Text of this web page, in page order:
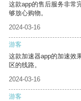
这款app的售后服务非常
够放心购物。
2024-03-16
游客
这款加速器app的加速效
区的线路。
2024-03-16
游客